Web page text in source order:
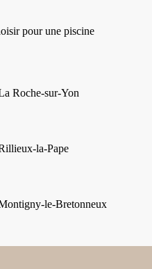
pour une piscine
Roche-sur-Yon
la-Pape
le-Bretonneux